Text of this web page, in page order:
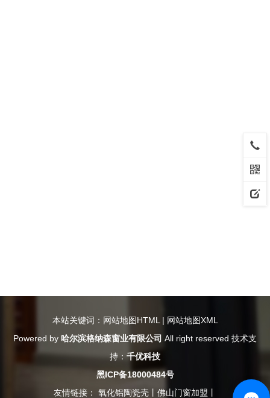
本站关键词： 网站地图HTML| 网站地图XML
Powered by 哈尔滨格纳森窗业有限公司 All right reserved 技术支
持： 千优科技
黑ICP备18000484号
友情链接： 氧化铝陶瓷壳 佛山门窗加盟